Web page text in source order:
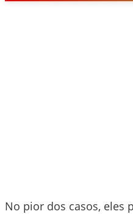
No pior dos casos, eles